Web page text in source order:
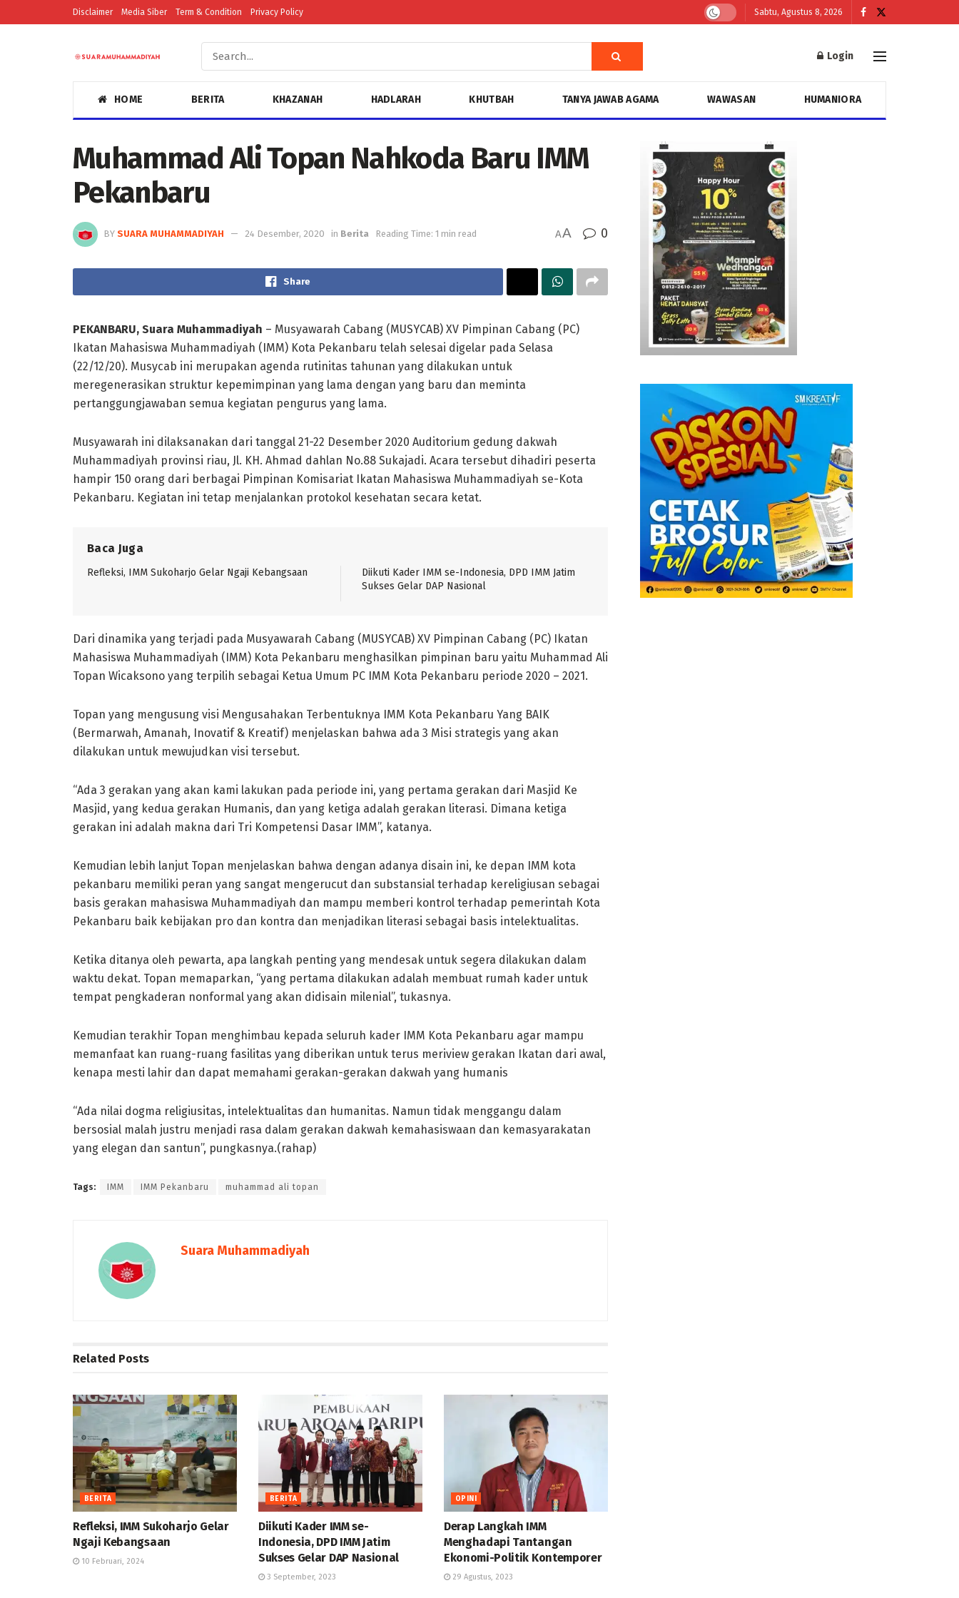
Disclaimer Media Siber Term & Condition Privacy Policy Sabtu, Agustus 8, 2026
Login
HOME BERITA KHAZANAH HADLARAH KHUTBAH TANYA JAWAB AGAMA WAWASAN HUMANIORA
Muhammad Ali Topan Nahkoda Baru IMM
Pekanbaru
BY SUARA MUHAMMADIYAH 24 Desember, 2020 in Berita Reading Time: 1 min read AA 0
Share
PEKANBARU, Suara Muhammadiyah – Musyawarah Cabang (MUSYCAB) XV Pimpinan Cabang (PC)
Ikatan Mahasiswa Muhammadiyah (IMM) Kota Pekanbaru telah selesai digelar pada Selasa
(22/12/20). Musycab ini merupakan agenda rutinitas tahunan yang dilakukan untuk
meregenerasikan struktur kepemimpinan yang lama dengan yang baru dan meminta
pertanggungjawaban semua kegiatan pengurus yang lama.
Musyawarah ini dilaksanakan dari tanggal 21-22 Desember 2020 Auditorium gedung dakwah
Muhammadiyah provinsi riau, Jl. KH. Ahmad dahlan No.88 Sukajadi. Acara tersebut dihadiri peserta
hampir 150 orang dari berbagai Pimpinan Komisariat Ikatan Mahasiswa Muhammadiyah se-Kota
Pekanbaru. Kegiatan ini tetap menjalankan protokol kesehatan secara ketat.
Baca Juga
Refleksi, IMM Sukoharjo Gelar Ngaji Kebangsaan
Diikuti Kader IMM se-Indonesia, DPD IMM Jatim
Sukses Gelar DAP Nasional
Dari dinamika yang terjadi pada Musyawarah Cabang (MUSYCAB) XV Pimpinan Cabang (PC) Ikatan
Mahasiswa Muhammadiyah (IMM) Kota Pekanbaru menghasilkan pimpinan baru yaitu Muhammad Ali
Topan Wicaksono yang terpilih sebagai Ketua Umum PC IMM Kota Pekanbaru periode 2020 – 2021.
Topan yang mengusung visi Mengusahakan Terbentuknya IMM Kota Pekanbaru Yang BAIK
(Bermarwah, Amanah, Inovatif & Kreatif) menjelaskan bahwa ada 3 Misi strategis yang akan
dilakukan untuk mewujudkan visi tersebut.
“Ada 3 gerakan yang akan kami lakukan pada periode ini, yang pertama gerakan dari Masjid Ke
Masjid, yang kedua gerakan Humanis, dan yang ketiga adalah gerakan literasi. Dimana ketiga
gerakan ini adalah makna dari Tri Kompetensi Dasar IMM”, katanya.
Kemudian lebih lanjut Topan menjelaskan bahwa dengan adanya disain ini, ke depan IMM kota
pekanbaru memiliki peran yang sangat mengerucut dan substansial terhadap kereligiusan sebagai
basis gerakan mahasiswa Muhammadiyah dan mampu memberi kontrol terhadap pemerintah Kota
Pekanbaru baik kebijakan pro dan kontra dan menjadikan literasi sebagai basis intelektualitas.
Ketika ditanya oleh pewarta, apa langkah penting yang mendesak untuk segera dilakukan dalam
waktu dekat. Topan memaparkan, “yang pertama dilakukan adalah membuat rumah kader untuk
tempat pengkaderan nonformal yang akan didisain milenial”, tukasnya.
Kemudian terakhir Topan menghimbau kepada seluruh kader IMM Kota Pekanbaru agar mampu
memanfaat kan ruang-ruang fasilitas yang diberikan untuk terus meriview gerakan Ikatan dari awal,
kenapa mesti lahir dan dapat memahami gerakan-gerakan dakwah yang humanis
“Ada nilai dogma religiusitas, intelektualitas dan humanitas. Namun tidak menggangu dalam
bersosial malah justru menjadi rasa dalam gerakan dakwah kemahasiswaan dan kemasyarakatan
yang elegan dan santun”, pungkasnya.(rahap)
Tags: IMM IMM Pekanbaru muhammad ali topan
Suara Muhammadiyah
Related Posts
BERITA
Refleksi, IMM Sukoharjo Gelar
Ngaji Kebangsaan
10 Februari, 2024
BERITA
Diikuti Kader IMM se-
Indonesia, DPD IMM Jatim
Sukses Gelar DAP Nasional
3 September, 2023
OPINI
Derap Langkah IMM
Menghadapi Tantangan
Ekonomi-Politik Kontemporer
29 Agustus, 2023